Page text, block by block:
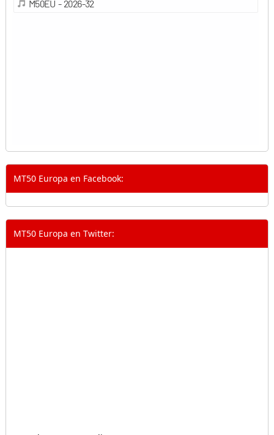
MT50 Europa en Facebook:
MT50 Europa en Twitter: